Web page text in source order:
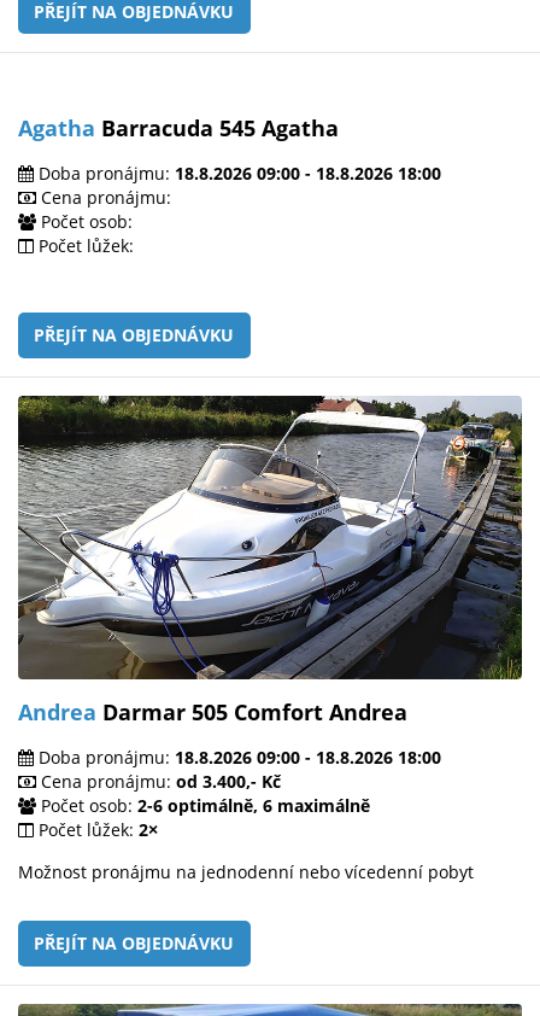
PŘEJÍT NA OBJEDNÁVKU
Agatha Barracuda 545 Agatha
Doba pronájmu: 18.8.2026 09:00 - 18.8.2026 18:00
Cena pronájmu:
Počet osob:
Počet lůžek:
PŘEJÍT NA OBJEDNÁVKU
Andrea Darmar 505 Comfort Andrea
Doba pronájmu: 18.8.2026 09:00 - 18.8.2026 18:00
Cena pronájmu: od 3.400,- Kč
Počet osob: 2-6 optimálně, 6 maximálně
Počet lůžek: 2×
Možnost pronájmu na jednodenní nebo vícedenní pobyt
PŘEJÍT NA OBJEDNÁVKU